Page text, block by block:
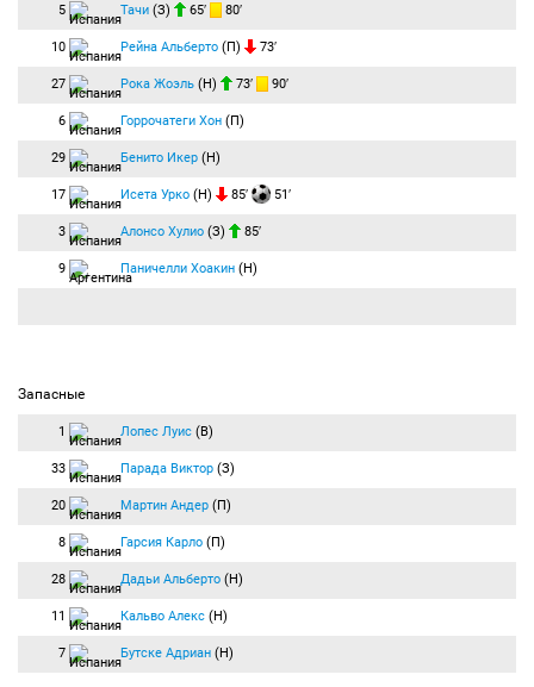
5 Тачи (З) 65′ 80′
10 Рейна Альберто (П) 73′
27 Рока Жоэль (Н) 73′ 90′
6 Горрочатеги Хон (П)
29 Бенито Икер (Н)
17 Исета Урко (Н) 85′ 51′
3 Алонсо Хулио (З) 85′
9 Паничелли Хоакин (Н)
Запасные
1 Лопес Луис (В)
33 Парада Виктор (З)
20 Мартин Андер (П)
8 Гарсия Карло (П)
28 Дадьи Альберто (Н)
11 Кальво Алекс (Н)
7 Бутске Адриан (Н)